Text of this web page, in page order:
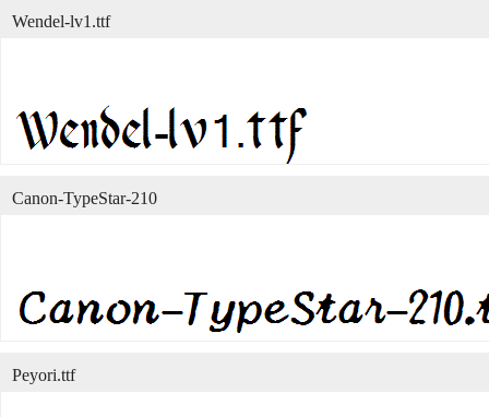
Wendel-lv1.ttf
Canon-TypeStar-210
Peyori.ttf